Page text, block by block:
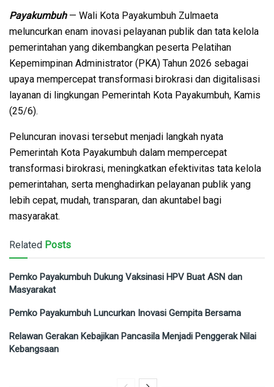
Payakumbuh— Wali Kota Payakumbuh Zulmaeta
meluncurkan enam inovasi pelayanan publik dan tata kelola
pemerintahan yang dikembangkan peserta Pelatihan
Kepemimpinan Administrator (PKA) Tahun 2026 sebagai
upaya mempercepat transformasi birokrasi dan digitalisasi
layanan di lingkungan Pemerintah Kota Payakumbuh, Kamis
(25/6).
Peluncuran inovasi tersebut menjadi langkah nyata
Pemerintah Kota Payakumbuh dalam mempercepat
transformasi birokrasi, meningkatkan efektivitas tata kelola
pemerintahan, serta menghadirkan pelayanan publik yang
lebih cepat, mudah, transparan, dan akuntabel bagi
masyarakat.
Related Posts
Pemko Payakumbuh Dukung Vaksinasi HPV Buat ASN dan
Masyarakat
Pemko Payakumbuh Luncurkan Inovasi Gempita Bersama
Relawan Gerakan Kebajikan Pancasila Menjadi Penggerak Nilai
Kebangsaan